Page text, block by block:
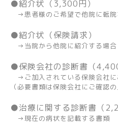
●紹介状（3,300円）
→患者様のご希望で他院に転院
●紹介状（保険請求）
→当院から他院に紹介する場合
●保険会社の診断書（
→ご加入されている保険会社に
（必要書類は保険会社にご確認
●治療に関する診断書（
→現在の病状を記載する書類